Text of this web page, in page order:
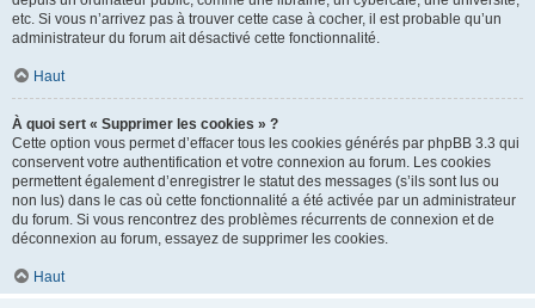
etc. Si vous n’arrivez pas à trouver cette case à cocher, il est probable qu’un
administrateur du forum ait désactivé cette fonctionnalité.
Haut
À quoi sert « Supprimer les cookies » ?
Cette option vous permet d’effacer tous les cookies générés par phpBB 3.3 qui
conservent votre authentification et votre connexion au forum. Les cookies
permettent également d’enregistrer le statut des messages (s’ils sont lus ou
non lus) dans le cas où cette fonctionnalité a été activée par un administrateur
du forum. Si vous rencontrez des problèmes récurrents de connexion et de
déconnexion au forum, essayez de supprimer les cookies.
Haut